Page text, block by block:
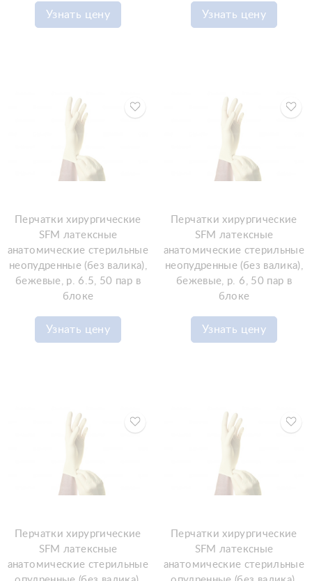
Узнать цену Узнать цену
Перчатки хирургические
SFM латексные
анатомические стерильные
неопудренные (без валика),
бежевые, р. 6.5, 50 пар в
блоке
Узнать цену
Перчатки хирургические
SFM латексные
анатомические стерильные
неопудренные (без валика),
бежевые, р. 6, 50 пар в
блоке
Узнать цену
Перчатки хирургические
SFM латексные
анатомические стерильные
Перчатки хирургические
SFM латексные
анатомические стерильные